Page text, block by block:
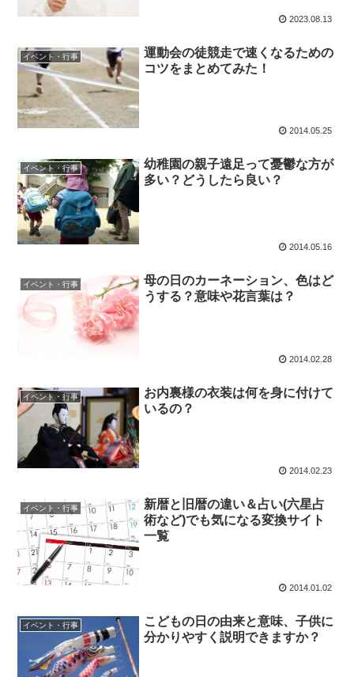
2023.08.13
イベント・行事
運動会の徒競走で速くなるための
コツをまとめてみた！
2014.05.25
イベント・行事
幼稚園の親子遠足って憂鬱な方が
多い？どうしたら良い？
2014.05.16
イベント・行事
母の日のカーネーション、色はど
うする？意味や花言葉は？
2014.02.28
イベント・行事
お内裏様の衣装は何を身に付けて
いるの？
2014.02.23
イベント・行事
新暦と旧暦の違い＆占い(六星占
術など)でも気になる変換サイト
一覧
2014.01.02
イベント・行事
こどもの日の由来と意味、子供に
分かりやすく説明できますか？